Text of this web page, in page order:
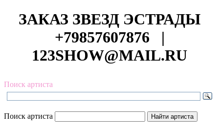
ЗАКАЗ ЗВЕЗД ЭСТРАДЫ
+79857607876
|
123SHOW@MAIL.RU
Поиск артиста
Поиск артиста